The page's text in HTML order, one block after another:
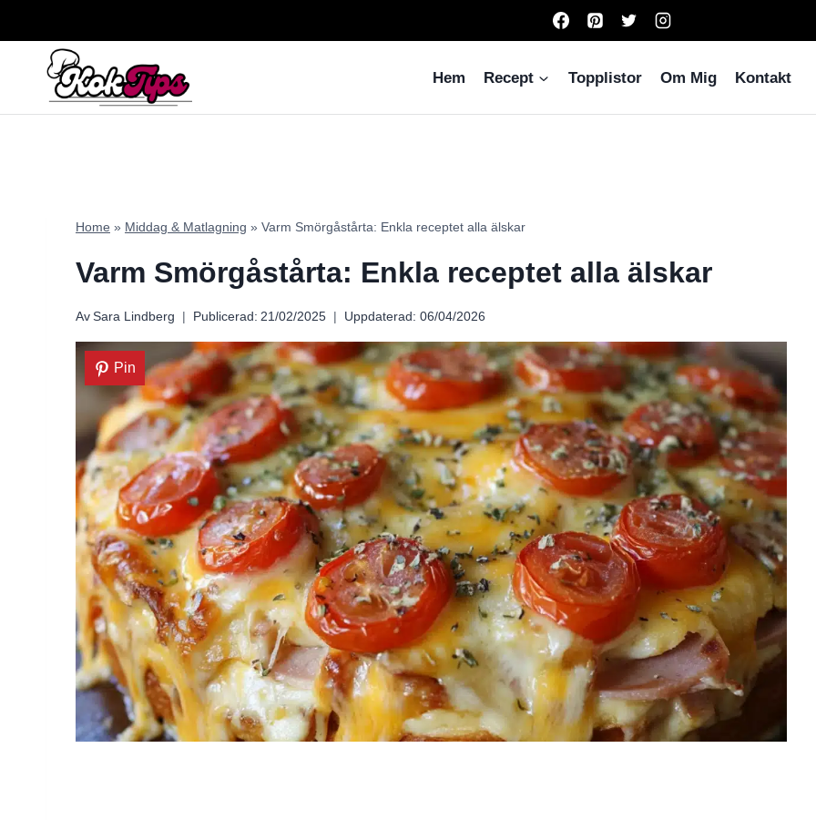
Hem
Recept Topplistor Om Mig Kontakt
Home » Middag & Matlagning » Varm Smörgåstårta: Enkla receptet alla älskar
Varm Smörgåstårta: Enkla receptet alla älskar
Av Sara Lindberg Publicerad: 21/02/2025 Uppdaterad: 06/04/2026
Pin